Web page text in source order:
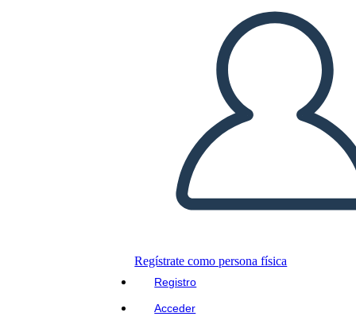
Regístrate como persona física
Registro
Acceder
JUEGO DE DIAPOSITIVAS
LEERME